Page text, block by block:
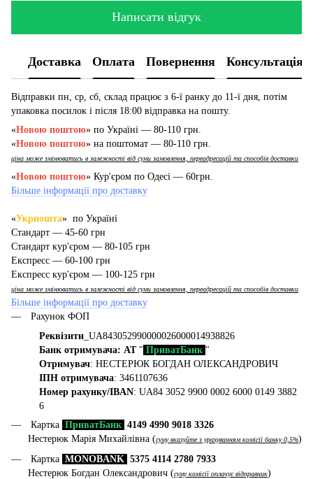
Написати відгук
Доставка Оплата Повернення Консультація
Відправки пн, ср, сб, склад працює з 6-ї ранку до 11-ї дня, потім
упаковка посилок і після 18:00 відправка на пошту.
«Новою поштою» по Україні — 80-110 грн.
«Новою поштою» на поштомат — 80-110 грн.
ціна може змінюватись в залежності від суми замовлення, переадресацій та способів доставки
«Новою поштою» Кур'єром по Одесі — 60грн.
Більше інформації про доставку
«Укрпошта» по Україні
Стандарт — 45-60 грн
Стандарт кур'єром — 80-105 грн
Експресс — 60-100 грн
Експресс кур'єром — 100-125 грн
ціна може змінюватись в залежності від суми замовлення, переадресацій та способів доставки
Більше інформації про доставку
Рахунок ФОП
Реквізити _UA843052990000026000014938826
Банк отримувача: АТ" ПриватБанк "
Отримувач: НЕСТЕРЮК БОГДАН ОЛЕКСАНДРОВИЧ
ІПН отримувача: 3461107636
Номер рахунку/IBAN: UA84 3052 9900 0002 6000 0149 3882
6
Картка ПриватБанк 4149 4990 9018 3326
Нестерюк Марія Михайлівна (суму вказуйте з урахуванням комісії банку 0,5%)
Картка MONOBANK 5375 4114 2780 7933
Нестерюк Богдан Олександрович (суму комісії оплачує відправник)